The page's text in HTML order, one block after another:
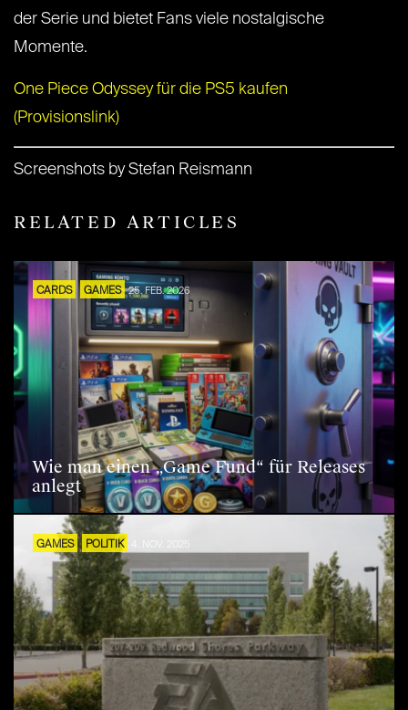
der Serie und bietet Fans viele nostalgische
Momente.
One Piece Odyssey für die PS5 kaufen
(Provisionslink)
Screenshots by Stefan Reismann
RELATED ARTICLES
CARDS GAMES 25. FEB. 2026
Wie man einen „Game Fund“ für Releases
anlegt
GAMES POLITIK 4. NOV. 2025